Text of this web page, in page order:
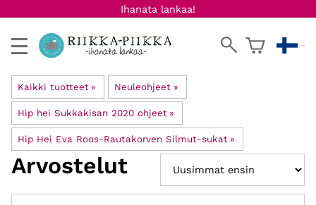
Ihanata lankaa!
Kaikki tuotteet ‪» Neuleohjeet ‪»
Hip hei Sukkakisan 2020 ohjeet ‪»
Hip Hei Eva Roos-Rautakorven Silmut-sukat ‪»
Arvostelut